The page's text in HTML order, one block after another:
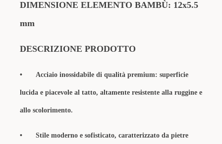
DIMENSIONE ELEMENTO BAMBÙ: 12x5.5
mm
DESCRIZIONE PRODOTTO
• Acciaio inossidabile di qualità premium: superficie
lucida e piacevole al tatto, altamente resistente alla ruggine e
allo scolorimento.
• Stile moderno e sofisticato, caratterizzato da pietre